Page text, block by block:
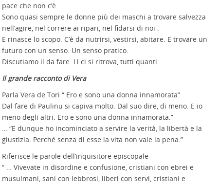
pace che non c’è.
Sono quasi sempre le donne più dei maschi a trovare salvezza
nell’agire, nel correre ai ripari, nel fidarsi di noi .
E rinasce lo scopo. C’è da nutrirsi, vestirsi, abitare. E trovare un
futuro con un senso. Un senso pratico.
Discutiamo il da fare. Lì ci si ritrova, tutti quanti
Il grande racconto di Vera
Parla Vera de Tori “ Ero e sono una donna innamorata”
Dal fare di Paulinu si capiva molto. Dal suo dire, di meno. E io
meno degli altri. Ero e sono una donna innamorata.”
… “E dunque ho incominciato a servire la verità, la libertà e la
giustizia. Perché senza di esse la vita non vale la pena.”
Riferisce le parole dell’inquisitore episcopale
“ … Vivevate in disordine e confusione, cristiani con ebrei e
musulmani, sani con lebbrosi, liberi con servi, cristiani e